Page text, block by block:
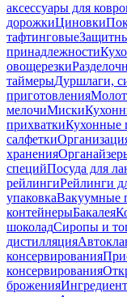
аксессуары для
дорожкиЦиновки
тафтинговые
принадлежности
овощерезки
таймерыДуршлаги,
приготовления
мелочиМиски
прихваткиКухонные
салфетки
хранения
специйПосуда для
рейлингиРейлинги
упаковкаВакуумные
контейнерыБакалея
шоколадСиропы и
дистилляция
консервирования
консервирования
брожения